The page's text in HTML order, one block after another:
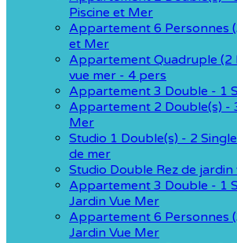
Piscine et Mer
Appartement 6 Personnes
et Mer
Appartement Quadruple (2
vue mer - 4 pers
Appartement 3 Double - 1
Appartement 2 Double(s) -
Mer
Studio 1 Double(s) - 2
de mer
Studio Double Rez de jardin
Appartement 3 Double - 1
Jardin Vue Mer
Appartement 6 Personnes
Jardin Vue Mer